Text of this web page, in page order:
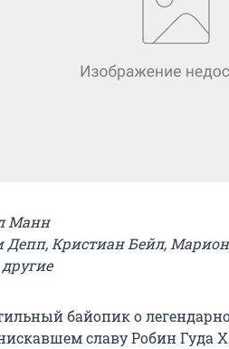
Манн
Депп, Кристиан Бейл,
байопик о
славу Робин Гуда